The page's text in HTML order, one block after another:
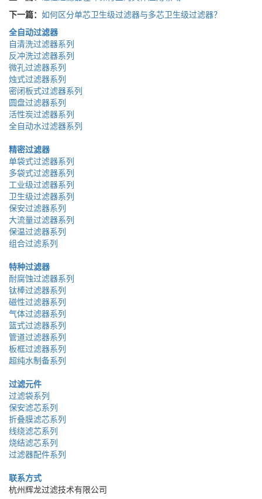
下一篇： 如何区分单芯卫生级过滤器与多芯卫生级过滤器？
全自动过滤器
自清洗过滤器系列
反冲洗过滤器系列
微孔过滤器系列
烛式过滤器系列
密闭板式过滤器系列
圆盘过滤器系列
活性炭过滤器系列
全自动水过滤器系列
精密过滤器
单袋式过滤器系列
多袋式过滤器系列
工业级过滤器系列
卫生级过滤器系列
保安过滤器系列
大流量过滤器系列
保温过滤器系列
组合过滤系列
特种过滤器
耐腐蚀过滤器系列
钛棒过滤器系列
磁性过滤器系列
气体过滤器系列
篮式过滤器系列
管道过滤器系列
板框过滤器系列
超纯水制备系列
过滤元件
过滤袋系列
保安滤芯系列
折叠膜滤芯系列
线绕滤芯系列
烧结滤芯系列
过滤器配件系列
联系方式
杭州辉龙过滤技术有限公司